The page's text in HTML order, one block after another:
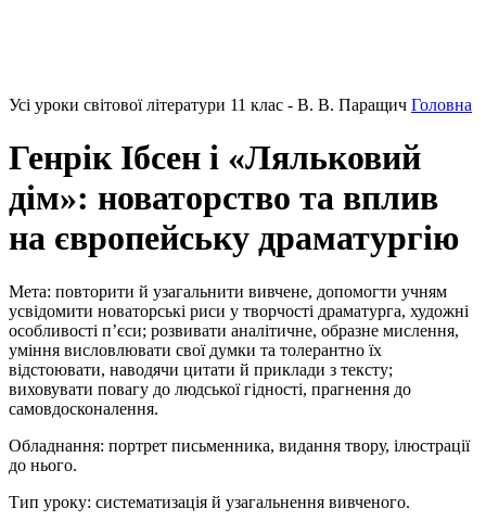
Усі уроки світової літератури 11 клас - В. В. Паращич Головна
Генрік Ібсен і «Ляльковий
дім»: новаторство та вплив
на європейську драматургію
Мета: повторити й узагальнити вивчене, допомогти учням
усвідомити новаторські риси у творчості драматурга, художні
особливості п’єси; розвивати аналітичне, образне мислення,
уміння висловлювати свої думки та толерантно їх
відстоювати, наводячи цитати й приклади з тексту;
виховувати повагу до людської гідності, прагнення до
самовдосконалення.
Обладнання: портрет письменника, видання твору, ілюстрації
до нього.
Тип уроку: систематизація й узагальнення вивченого.